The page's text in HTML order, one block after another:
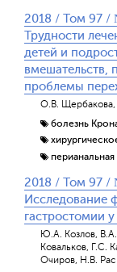
2018 / Том 97 /
Трудности
детей и
вмешательств,
проблемы
О.В.
болезнь
2018 / Том 97 /
Исследование
гастростомии у
Ю.А. Козлов,
Ковальков, Г.С.
Очиров, Н.В.